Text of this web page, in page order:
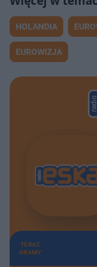
HOLANDIA
EUROWIZJA
TERAZ
GRAMY